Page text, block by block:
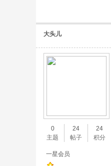
大头儿
0
主题
24
帖子
24
积分
一星会员